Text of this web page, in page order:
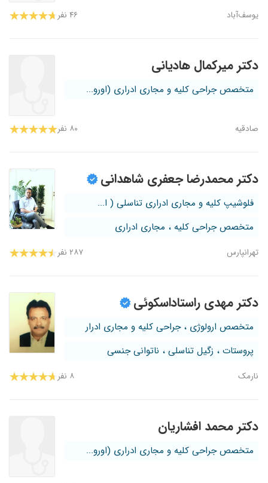
یوسف‌آباد ۴۶ نفر
دکتر میرکمال هادیانی
متخصص جراحی کلیه و مجاری ادراری (اورو...
صادقیه ۸۰ نفر
دکتر محمدرضا جعفری شاهدانی
فلوشیپ کلیه و مجاری ادراری تناسلی ( ا...
متخصص جراحی کلیه ، مجاری ادراری
تهرانپارس ۲۸۷ نفر
دکتر مهدی راستاداسکوئی
متخصص ارولوژی ، جراحی کلیه و مجاری ادرار
پروستات ، زگیل تناسلی ، ناتوانی جنسی
نارمک ۸ نفر
دکتر محمد افشاریان
متخصص جراحی کلیه و مجاری ادراری (اورو...